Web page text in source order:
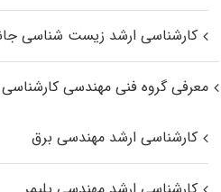
کارشناسی ارشد زیست‌ شناسی
معرفی گروه فنی مهندسی
کارشناسی ارشد مهندسی برق